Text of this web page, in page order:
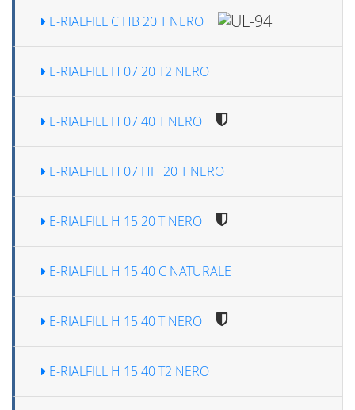
E-RIALFILL C HB 20 T NERO
E-RIALFILL H 07 20 T2 NERO
E-RIALFILL H 07 40 T NERO
E-RIALFILL H 07 HH 20 T NERO
E-RIALFILL H 15 20 T NERO
E-RIALFILL H 15 40 C NATURALE
E-RIALFILL H 15 40 T NERO
E-RIALFILL H 15 40 T2 NERO